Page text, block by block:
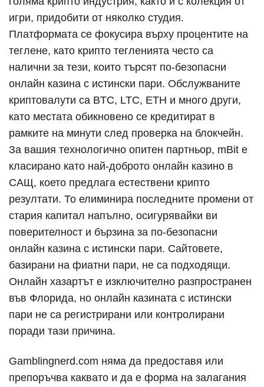
игри, придобити от няколко студия.
Платформата се фокусира върху процентите на
теглене, като крипто тегленията често са
налични за тези, които търсят по-безопасни
онлайн казина с истински пари. Обслужваните
криптовалути са BTC, LTC, ETH и много други,
като местата обикновено се кредитират в
рамките на минути след проверка на блокчейн.
За вашия технологично опитен партньор, mBit е
класирано като най-доброто онлайн казино в
САЩ, което предлага естествени крипто
резултати. То елиминира последните промени от
стария капитал напълно, осигурявайки ви
поверителност и бързина за по-безопасни
онлайн казина с истински пари. Сайтовете,
базирани на фиатни пари, не са подходящи.
Онлайн хазартът е изключително разпространен
във Флорида, но онлайн казината с истински
пари не са регистрирани или контролирани
поради тази причина.
Gamblingnerd.com няма да предоставя или
препоръчва каквато и да е форма на залагания